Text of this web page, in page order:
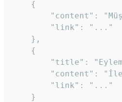
    {
"content":
        "link": "..."
    },
    {
"title":
"content":
        "link": "..."
    }